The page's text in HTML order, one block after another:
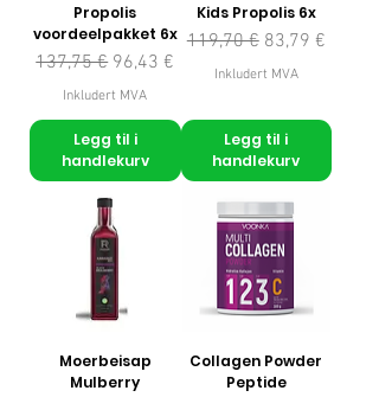
Propolis
voordeelpakket 6x
Vanlig pris
137,75 € Salgspris
96,43 €
Inkludert MVA
Legg til i
handlekurv
Kids Propolis 6x
Vanlig pris
119,70 € Salgspris
83,79 €
Inkludert MVA
Legg til i
handlekurv
Moerbeisap
Mulberry
Collagen Powder
Peptide